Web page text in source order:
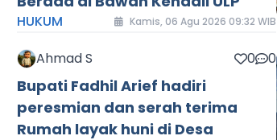
HUKUM Kamis, 06 Agu 2026 09:32 WIB
Ahmad S 0 0
Bupati Fadhil Arief hadiri
peresmian dan serah terima
Rumah layak huni di Desa